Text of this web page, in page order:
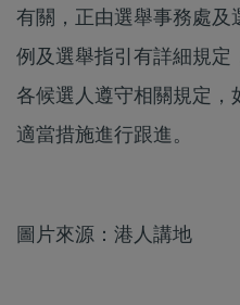
有關，正由選舉事務處及
例及選舉指引有詳細規定
各候選人遵守相關規定
適當措施進行跟進。
圖片來源：港人講地